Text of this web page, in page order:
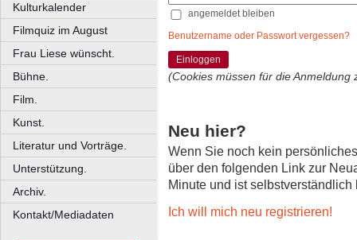
Kulturkalender
Filmquiz im August
Frau Liese wünscht.
Bühne.
Film.
Kunst.
Literatur und Vorträge.
Unterstützung.
Archiv.
Kontakt/Mediadaten
angemeldet bleiben
Benutzername oder Passwort vergessen?
Einloggen
(Cookies müssen für die Anmeldung
Neu hier?
Wenn Sie noch kein
über den folgenden Link zur
Minute und ist selbstverständlich
Ich will mich neu registrieren!